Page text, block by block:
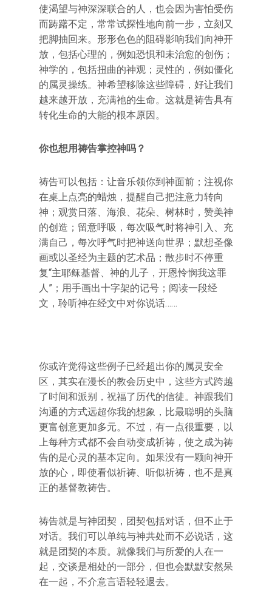
使渴望与神深深联合的人，也会因为害怕受伤
而踌躇不定，常常试探性地向前一步，立刻又
把脚抽回来。形形色色的阻碍影响我们向神开
放，包括心理的，例如恐惧和未治愈的创伤；
神学的，包括扭曲的神观；灵性的，例如僵化
的属灵操练。神希望移除这些障碍，好让我们
越来越开放，充满祂的生命。这就是祷告具有
转化生命的大能的根本原因。
你也想用祷告掌控神吗？
祷告可以包括：让音乐领你到神面前；注视你
在桌上点亮的蜡烛，提醒自己把注意力转向
神；观赏日落、海浪、花朵、树林时，赞美神
的创造；留意呼吸，每次吸气时将神引入、充
满自己，每次呼气时把神送向世界；默想圣像
画或以圣经为主题的艺术品；散步时不停重
复“主耶稣基督、神的儿子，开恩怜悯我这罪
人”；用手画出十字架的记号；阅读一段经
文，聆听神在经文中对你说话……
你或许觉得这些例子已经超出你的属灵安全
区，其实在漫长的教会历史中，这些方式跨越
了时间和派别，祝福了历代的信徒。神跟我们
沟通的方式远超你我的想象，比最聪明的头脑
更富创意更加多元。不过，有一点很重要，以
上每种方式都不会自动变成祈祷，使之成为祷
告的是心灵的基本定向。如果没有一颗向神开
放的心，即使看似祈祷、听似祈祷，也不是真
正的基督教祷告。
祷告就是与神团契，团契包括对话，但不止于
对话。我们可以单纯与神共处而不必说话，这
就是团契的本质。就像我们与所爱的人在一
起，交谈是相处的一部分，但也会默默安然呆
在一起，不介意言语轻轻退去。